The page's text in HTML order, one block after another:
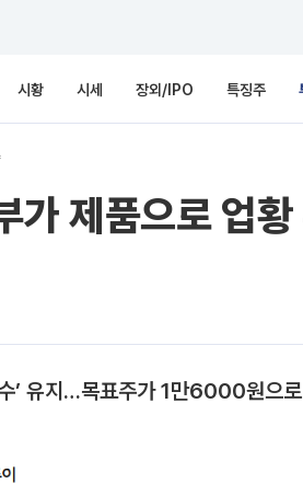
시황 시세 장외/IPO 특징주
가 제품으로 업
’ 유지…목표주가 1만6000원으